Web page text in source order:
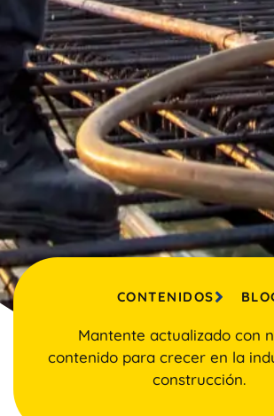
CONTENIDOS
Mantente actualizado con
contenido para crecer en la
construcción.